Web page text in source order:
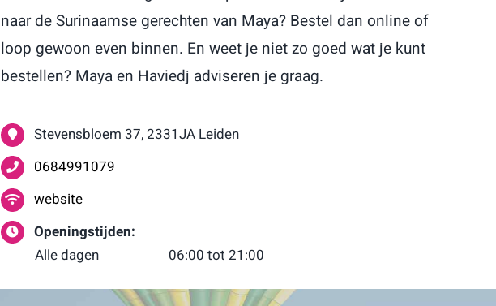
naar de Surinaamse gerechten van Maya? Bestel dan online of
loop gewoon even binnen. En weet je niet zo goed wat je kunt
bestellen? Maya en Haviedj adviseren je graag.
Stevensbloem 37, 2331JA Leiden
0684991079
website
Openingstijden:
Alle dagen
06:00 tot 21:00